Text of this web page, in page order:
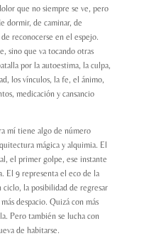
que no siempre se ve, pero
dormir, de caminar, de
reconocerse en el espejo.
sino que va tocando otras
por la autoestima, la culpa,
los vínculos, la fe, el ánimo,
medicación y cansancio
mí tiene algo de número
mágica y alquimia. El
el primer golpe, ese instante
El 9 representa el eco de la
la posibilidad de regresar
despacio. Quizá con más
Pero también se lucha con
de habitarse.